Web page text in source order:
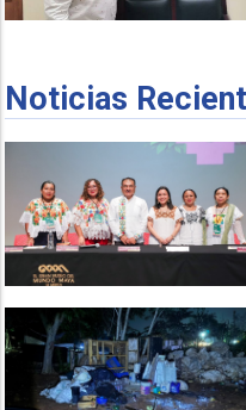
Noticias